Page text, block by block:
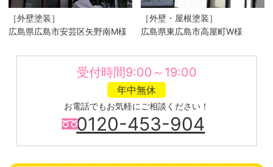
［外壁塗装］
広島県広島市安芸区矢野南M様
［外壁・屋根塗装］
広島県東広島市高屋町W様
受付時間9:00～19:00
年中無休
お電話でもお気軽にご相談ください！
0120-453-904